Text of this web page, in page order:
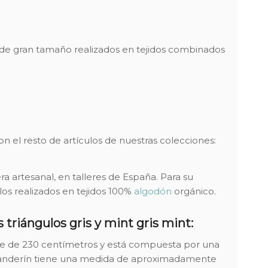
gran tamaño realizados en tejidos combinados
el resto de artículos de nuestras colecciones:
artesanal, en talleres de España. Para su
realizados en tejidos 100% algodón orgánico.
triángulos gris y mint gris mint:
de 230 centímetros y está compuesta por una
tiene una medida de aproximadamente